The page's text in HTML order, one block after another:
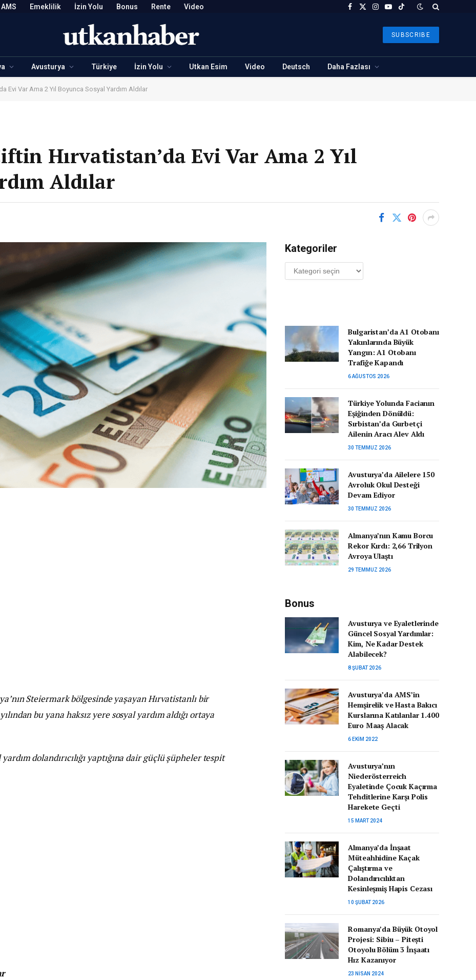
AMS Emeklilik İzin Yolu Bonus Rente Video Facebook
X
Instagram
YouTubeTikTok
SUBSCRIBE
Avusturya Türkiye İzin Yolu Utkan Esim Video Deutsch Daha Fazlası
Evi Var Ama 2 Yıl Boyunca Sosyal Yardım Aldılar
Hırvatistan’da Evi Var Ama 2 Yıl
Aldılar
Steiermark bölgesinde yaşayan Hırvatistanlı bir
bu yana haksız yere sosyal yardım aldığı ortaya
dolandırıcılığı yaptığına dair güçlü şüpheler tespit
Kategoriler
Kategoriler
Bulgaristan’da A1 Otobanı
Yakınlarında Büyük
Yangın: A1 Otobanı
Trafiğe Kapandı
6 AĞUSTOS 2026
Türkiye Yolunda Facianın
Eşiğinden Dönüldü:
Sırbistan’da Gurbetçi
Ailenin Aracı Alev Aldı
30 TEMMUZ 2026
Avusturya’da Ailelere 150
Avroluk Okul Desteği
Devam Ediyor
30 TEMMUZ 2026
Almanya’nın Kamu Borcu
Rekor Kırdı: 2,66 Trilyon
Avroya Ulaştı
29 TEMMUZ 2026
Bonus
Avusturya ve Eyaletlerinde
Güncel Sosyal Yardımlar:
Kim, Ne Kadar Destek
Alabilecek?
8 ŞUBAT 2026
Avusturya’da AMS’in
Hemşirelik ve Hasta Bakıcı
Kurslarına Katılanlar 1.400
Euro Maaş Alacak
6 EKIM 2022
Avusturya’nın
Niederösterreich
Eyaletinde Çocuk Kaçırma
Tehditlerine Karşı Polis
Harekete Geçti
15 MART 2024
Almanya’da İnşaat
Müteahhidine Kaçak
Çalıştırma ve
Dolandırıcılıktan
Kesinleşmiş Hapis Cezası
10 ŞUBAT 2026
Romanya’da Büyük Otoyol
Projesi: Sibiu – Pitești
Otoyolu Bölüm 3 İnşaatı
Hız Kazanıyor
23 NISAN 2024